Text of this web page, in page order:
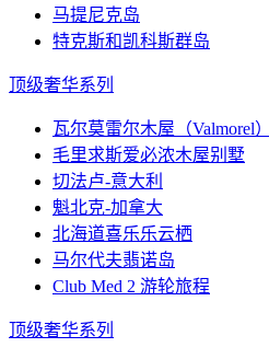
马提尼克岛
特克斯和凯科斯群岛
顶级奢华系列
瓦尔莫雷尔木屋（Valmorel）
毛里求斯爱必浓木屋别墅
切法卢-意大利
魁北克-加拿大
北海道喜乐乐云栖
马尔代夫翡诺岛
Club Med 2 游轮旅程
顶级奢华系列